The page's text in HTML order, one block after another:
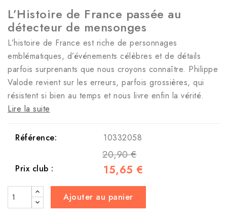
L’Histoire de France passée au
détecteur de mensonges
L’histoire de France est riche de personnages
emblématiques, d’événements célèbres et de détails
parfois surprenants que nous croyons connaître. Philippe
Valode revient sur les erreurs, parfois grossières, qui
résistent si bien au temps et nous livre enfin la vérité.
Lire la suite
Référence: 10332058
20,90 €
Prix club : 15,65 €
Ajouter au panier